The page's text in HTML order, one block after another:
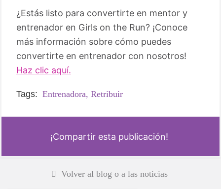
¿Estás listo para convertirte en mentor y
entrenador en Girls on the Run? ¡Conoce
más información sobre cómo puedes
convertirte en entrenador con nosotros!
Haz clic aquí.
Tags: Entrenadora, Retribuir
¡Compartir esta publicación!
Volver al blog o a las noticias